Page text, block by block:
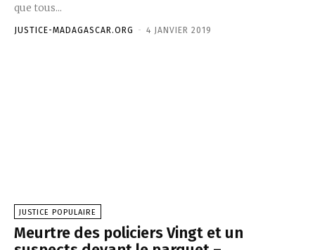
que tous...
JUSTICE-MADAGASCAR.ORG - 4 JANVIER 2019
JUSTICE POPULAIRE
Meurtre des policiers Vingt et un